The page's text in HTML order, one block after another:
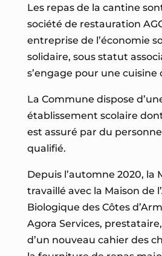
Les repas de la cantine
société de restauration
entreprise de l’économie
solidaire, sous statut
s’engage pour une cuisine
La Commune dispose
établissement scolaire
est assuré par du
qualifié.
Depuis l’automne 2020, la
travaillé avec la Maison de
Biologique des Côtes
Agora Services,
d’un nouveau cahier des